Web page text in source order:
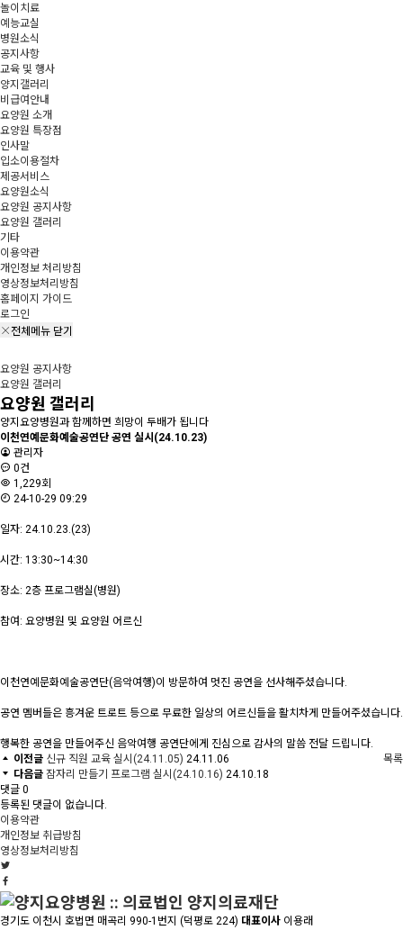
놀이치료
예능교실
병원소식
공지사항
교육 및 행사
양지갤러리
비급여안내
요양원 소개
요양원 특장점
인사말
입소이용절차
제공서비스
요양원소식
요양원 공지사항
요양원 갤러리
기타
이용약관
개인정보 처리방침
영상정보처리방침
홈페이지 가이드
로그인
전체메뉴 닫기
요양원 공지사항
요양원 갤러리
요양원 갤러리
양지요양병원과 함께하면 희망이 두배가 됩니다
이천연예문화예술공연단 공연 실시(24.10.23)
관리자
0건
1,229회
24-10-29 09:29
일자: 24.10.23.(23)
시간: 13:30~14:30
장소: 2층 프로그램실(병원)
참여: 요양병원 및 요양원 어르신
이천연예문화예술공연단(음악여행)이 방문하여 멋진 공연을 선사해주셨습니다.
공연 멤버들은 흥겨운 트로트 등으로 무료한 일상의 어르신들을 활치차게 만들어주셨습니다.
행복한 공연을 만들어주신 음악여행 공연단에게 진심으로 감사의 말씀 전달 드립니다.
목록
이전글 신규 직원 교육 실시(24.11.05) 24.11.06
다음글 잠자리 만들기 프로그램 실시(24.10.16) 24.10.18
댓글 0
등록된 댓글이 없습니다.
이용약관
개인정보 취급방침
영상정보처리방침
경기도 이천시 호법면 매곡리 990-1번지 (덕평로 224) 대표이사 이용래